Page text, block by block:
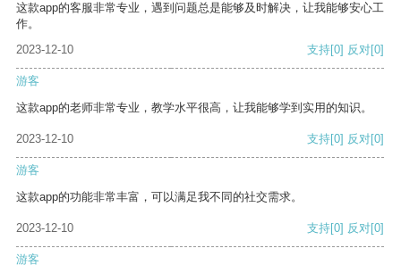
这款app的客服非常专业，遇到问题总是能够及时解决，让我能够安心工
作。
2023-12-10
支持[0] 反对[0]
游客
这款app的老师非常专业，教学水平很高，让我能够学到实用的知识。
2023-12-10 支持[0] 反对[0]
游客
这款app的功能非常丰富，可以满足我不同的社交需求。
2023-12-10 支持[0] 反对[0]
游客